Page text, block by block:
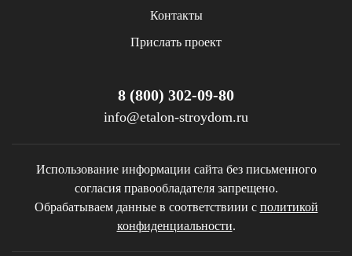
Контакты
Прислать проект
8 (800) 302-09-80
info@etalon-stroydom.ru
Использование информации сайта без письменного
согласия правообладателя запрещено.
Обрабатываем данные в соответствиии с политикой
конфиденциальности.